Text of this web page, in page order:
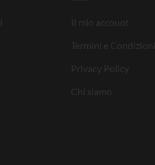
Il mio account
Termini e Condizioni
Privacy Policy
Chi siamo